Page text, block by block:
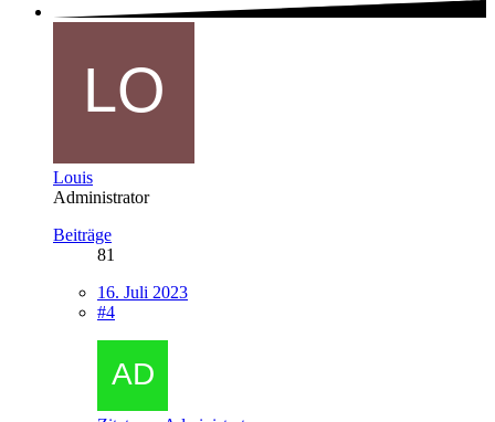
Louis
Administrator
Beiträge
81
16. Juli 2023
#4